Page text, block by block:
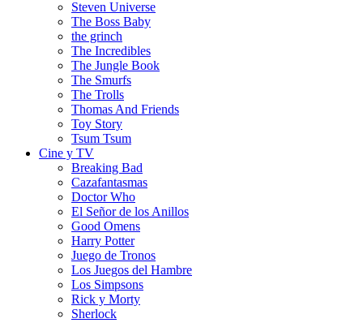
Steven Universe
The Boss Baby
the grinch
The Incredibles
The Jungle Book
The Smurfs
The Trolls
Thomas And Friends
Toy Story
Tsum Tsum
Cine y TV
Breaking Bad
Cazafantasmas
Doctor Who
El Señor de los Anillos
Good Omens
Harry Potter
Juego de Tronos
Los Juegos del Hambre
Los Simpsons
Rick y Morty
Sherlock